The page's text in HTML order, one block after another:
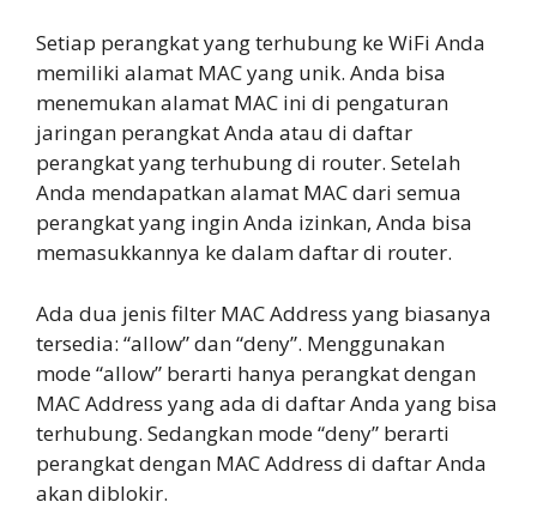
Setiap perangkat yang terhubung ke WiFi Anda
memiliki alamat MAC yang unik. Anda bisa
menemukan alamat MAC ini di pengaturan
jaringan perangkat Anda atau di daftar
perangkat yang terhubung di router. Setelah
Anda mendapatkan alamat MAC dari semua
perangkat yang ingin Anda izinkan, Anda bisa
memasukkannya ke dalam daftar di router.
Ada dua jenis filter MAC Address yang biasanya
tersedia: “allow” dan “deny”. Menggunakan
mode “allow” berarti hanya perangkat dengan
MAC Address yang ada di daftar Anda yang bisa
terhubung. Sedangkan mode “deny” berarti
perangkat dengan MAC Address di daftar Anda
akan diblokir.